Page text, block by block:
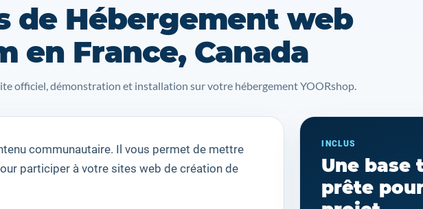
de Hébergement web
en France, Canada
officiel, démonstration et installation sur votre hébergement YOORshop.
communautaire. Il vous permet de mettre
participer à votre sites web de création de
INCLUS
Une base
prête